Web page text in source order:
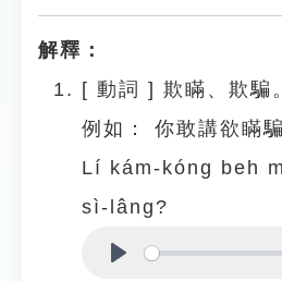
解釋：
[ 動詞 ] 欺瞞、欺騙。
例如：
你敢講欲瞞
Lí kám-kóng beh
sì-lâng?